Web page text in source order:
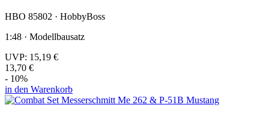
HBO 85802 · HobbyBoss
1:48 · Modellbausatz
UVP: 15,19 €
13,70 €
- 10%
in den Warenkorb